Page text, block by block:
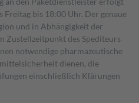
Freitag bis 18:00 Uhr. Der genaue
und in Abhängigkeit der
Zustellzeitpunkt des Spediteurs
notwendige pharmazeutische
dienen, die
einschließlich Klärungen